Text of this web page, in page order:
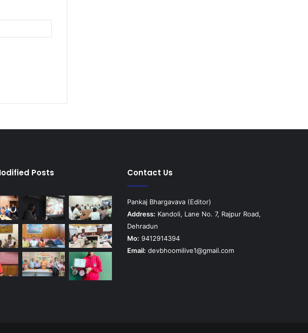
Posts Contact Us
Pankaj Bhargavava (Editor)
Address: Kandoli, Lane No. 7, Rajpur Road,
Dehradun
Mo: 9412914394
Email: devbhoomilive1@gmail.com